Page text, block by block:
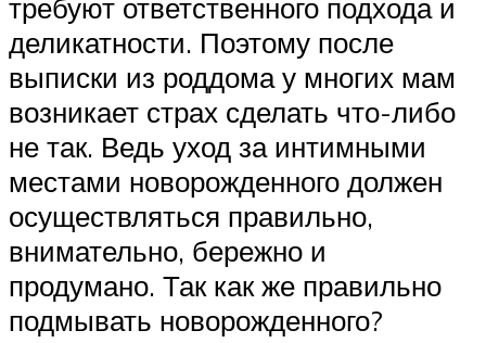
требуют ответственного подхода и
деликатности. Поэтому после
выписки из роддома у многих мам
возникает страх сделать что-либо
не так. Ведь уход за интимными
местами новорожденного должен
осуществляться правильно,
внимательно, бережно и
продумано. Так как же правильно
подмывать новорожденного?